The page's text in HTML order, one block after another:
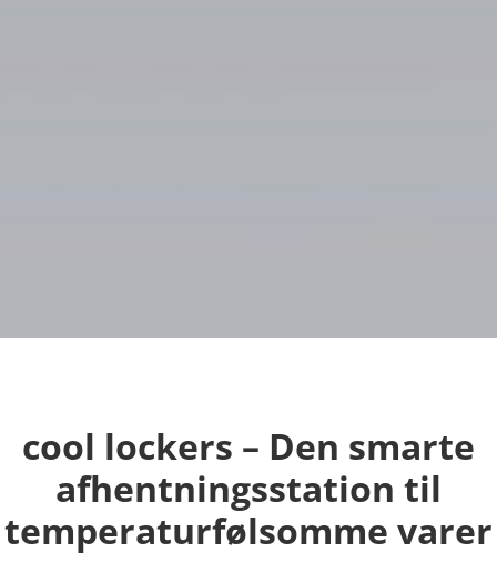
cool lockers – Den smarte
afhentningsstation til
temperaturfølsomme varer